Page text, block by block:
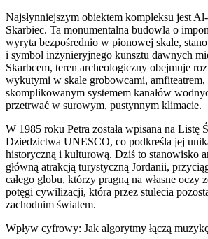
Najsłynniejszym obiektem kompleksu jest
Skarbiec. Ta monumentalna budowla o
wyryta bezpośrednio w pionowej skale,
i symbol inżynieryjnego kunsztu dawnych
Skarbcem, teren archeologiczny obejmuje
wykutymi w skale grobowcami,
skomplikowanym systemem kanałów
przetrwać w surowym, pustynnym klimacie.
W 1985 roku Petra została wpisana na Listę
Dziedzictwa UNESCO, co podkreśla jej
historyczną i kulturową. Dziś to stanowisko
główną atrakcją turystyczną Jordanii,
całego globu, którzy pragną na własne oczy
potęgi cywilizacji, która przez stulecia
zachodnim światem.
Wpływ cyfrowy: Jak algorytmy łączą